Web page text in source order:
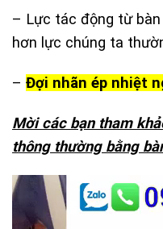
– Lực tác động từ bàn
hơn lực chúng ta
– Đợi nhãn ép nhiệt
Mời các bạn tham
thông thường bằng
Trình
chơi
Video